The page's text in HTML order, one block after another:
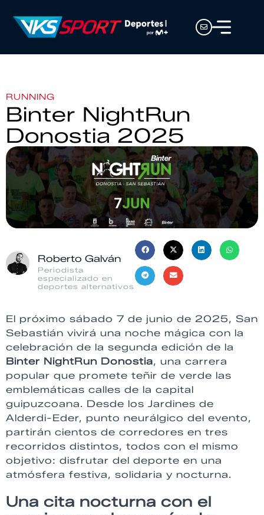
RUNNING
Binter NightRun
Donostia 2025
Roberto Galván
Periodista
especializado en
deportes alternativos
El próximo sábado 7 de junio de 2025, San
Sebastián vivirá una noche mágica con la
celebración de la segunda edición de la
Binter NightRun Donostia, una carrera
popular que promete teñir de verde las
emblemáticas calles de la capital
guipuzcoana. Desde los Jardines de
Alderdi-Eder, punto neurálgico del evento,
partirán cientos de corredores en tres
recorridos distintos, todos con el mismo
objetivo: disfrutar del deporte en una
atmósfera festiva, solidaria y nocturna.
Una cita nocturna con el